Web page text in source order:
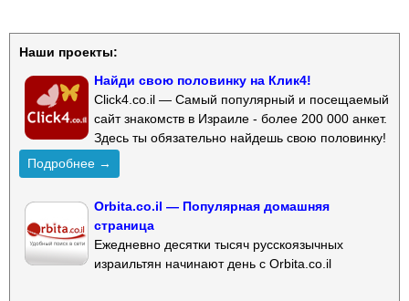
Наши проекты:
Найди свою половинку на Клик4!
Click4.co.il — Самый популярный и посещаемый
сайт знакомств в Израиле - более 200 000 анкет.
Здесь ты обязательно найдешь свою половинку!
Подробнее →
Orbita.co.il — Популярная домашняя
страница
Ежедневно десятки тысяч русскоязычных
израильтян начинают день с Orbita.co.il